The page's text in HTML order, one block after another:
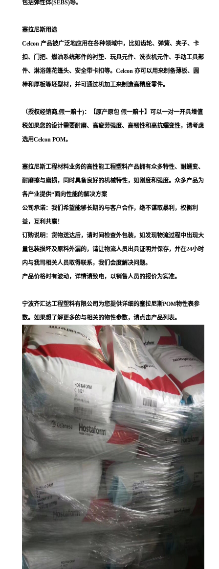
包括弹性体(SEBS)等。
塞拉尼斯用途
Celcon 产品被广泛地应用在各种领域中，比如齿轮、弹簧、夹子、卡
扣、门把、燃油系统部件的衬垫、玩具元件、洗衣机元件、手动工具部
件、淋浴莲花篷头、安全带卡扣等。Celcon 亦可以用来制备薄板、圆
棒和厚板等坯型材，并可通过机加工来制造高精度零件。
（授权经销商,假一赔十)：【原产原包 假一赔十】可以一对一开具增值
税如果您的设计需要耐磨、高疲劳强度、高韧性和高抗蠕变性，请考虑
选用Celcon POM。
塞拉尼斯工程材料业务的高性能工程塑料产品拥有众多特性、耐蠕变、
耐磨擦与磨损，同时具备良好的机械特性，如刚度和强度。众多产品为
各产业提供“面向性能的解决方案
公司承诺：我们希望能够长期的与客户合作，绝不谋取暴利，权衡利
益，互利共赢！
订购说明：货物送达后，请时间检查外包装，如发现物流过程中出现大
量包装损坏及原料外漏的，请让物流人员出具证明并保存，并在24小时
内与我司相关人员取得联系，我们会度解决问题。
产品价格时有波动，详情请致电，以销售人员的报价为实准。
宁波齐汇达工程塑料有限公司为您提供详细的塞拉尼斯POM物性表参
数。如果想了解更多的与相关的物性参数，请点击产品列表。